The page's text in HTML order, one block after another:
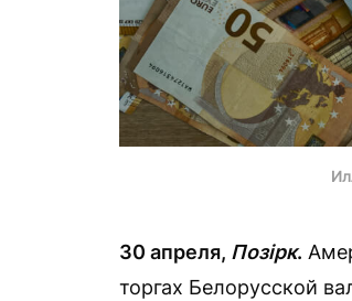
30 апреля, Позірк.
торгах Белорусской